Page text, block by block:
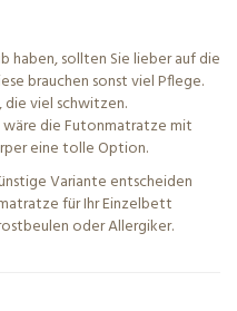
haben, sollten Sie lieber auf die
brauchen sonst viel Pflege.
viel schwitzen.
die Futonmatratze mit
eine tolle Option.
Variante entscheiden
für Ihr Einzelbett
oder Allergiker.